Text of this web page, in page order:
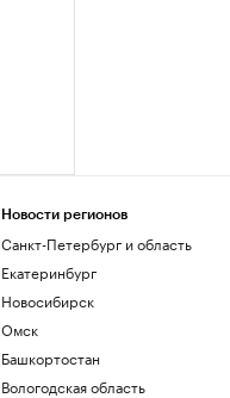
Новости регионов
Санкт-Петербург и область
Екатеринбург
Новосибирск
Омск
Башкортостан
Вологодская область